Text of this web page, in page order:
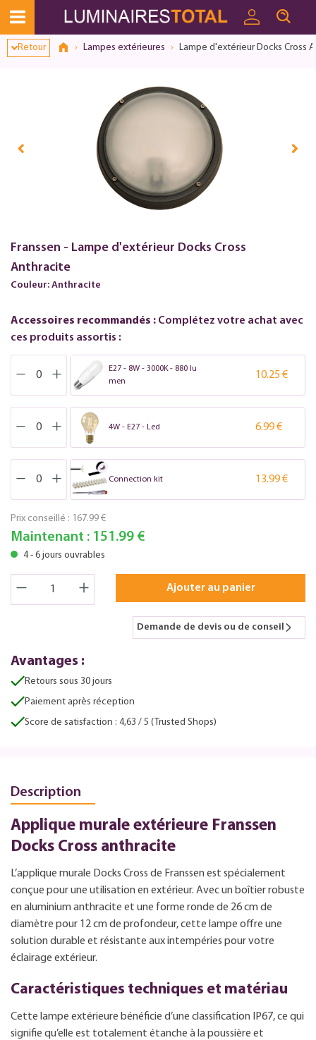
Retour Lampes extérieures Lampe d'extérieur Docks Cross
Franssen - Lampe d'extérieur Docks Cross
Anthracite
Couleur: Anthracite
Accessoires recommandés : Complétez votre achat avec
ces produits assortis :
E27 - 8W - 3000K - 880 lu
men
10.25 €
4W - E27 - Led 6.99 €
Connection kit 13.99 €
Prix conseillé : 167.99 €
Maintenant : 151.99 €
4 - 6 jours ouvrables
Ajouter au panier
Demande de devis ou de conseil
Avantages :
Retours sous 30 jours
Paiement après réception
Score de satisfaction : 4,63 / 5 (Trusted Shops)
Description
Applique murale extérieure Franssen
Docks Cross anthracite
L’applique murale Docks Cross de Franssen est spécialement
conçue pour une utilisation en extérieur. Avec un boîtier robuste
en aluminium anthracite et une forme ronde de 26 cm de
diamètre pour 12 cm de profondeur, cette lampe offre une
solution durable et résistante aux intempéries pour votre
éclairage extérieur.
Caractéristiques techniques et matériau
Cette lampe extérieure bénéficie d’une classification IP67, ce qui
signifie qu’elle est totalement étanche à la poussière et